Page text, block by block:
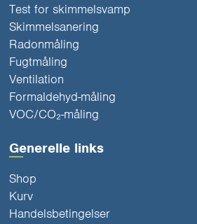
Test for skimmelsvamp
Skimmelsanering
Radonmåling
Fugtmåling
Ventilation
Formaldehyd-måling
VOC/CO₂-måling
Generelle links
Shop
Kurv
Handelsbetingelser